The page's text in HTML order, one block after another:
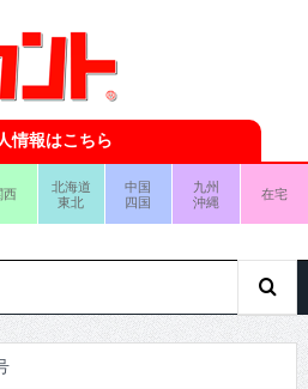
情報はこちら
西
北海道
東北
中国
四国
九州
沖縄
在宅